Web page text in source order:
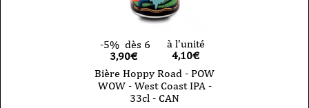
-5% dès 6
3,90€
à l'unité
4,10€
Bière Hoppy Road - POW
WOW - West Coast IPA -
33cl - CAN